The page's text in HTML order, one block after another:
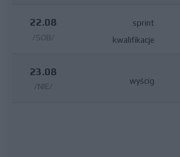
22.08
/SOB/
sprint
kwalifikacje
23.08
/NIE/
wyścig